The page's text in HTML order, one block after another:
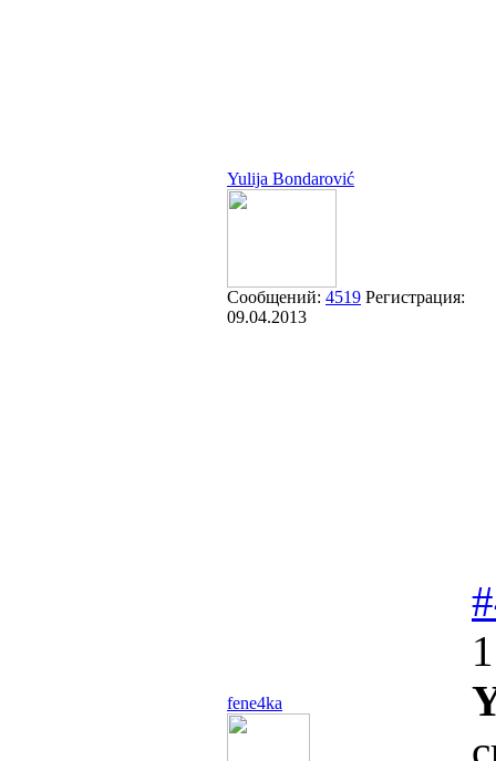
Yulija Bondarović
Сообщений: 4519 Регистрация:
09.04.2013
fene4ka